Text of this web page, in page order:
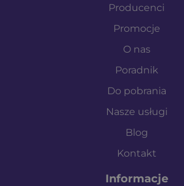
Producenci
Promocje
O nas
Poradnik
Do pobrania
Nasze usługi
Blog
Kontakt
Informacje